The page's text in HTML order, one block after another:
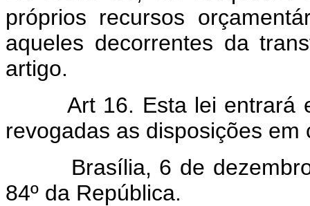
próprios recursos
aqueles decorrentes da
artigo.
Art 16. Esta lei entrará
revogadas as disposições em
Brasília, 6 de dezembro
84º da República.